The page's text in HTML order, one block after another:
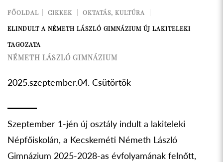
FŐOLDAL CIKKEK
OKTATÁS, KULTÚRA
ELINDULT A NÉMETH LÁSZLÓ GIMNÁZIUM ÚJ LAKITELEKI
TAGOZATA
NÉMETH LÁSZLÓ GIMNÁZIUM
2025.szeptember.04. Csütörtök
Szeptember 1-jén új osztály indult a lakiteleki
Népfőiskolán, a Kecskeméti Németh László
Gimnázium 2025-2028-as évfolyamának felnőtt,